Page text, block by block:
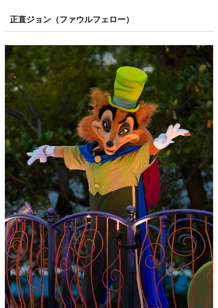
正直ジョン（ファウルフェロー）